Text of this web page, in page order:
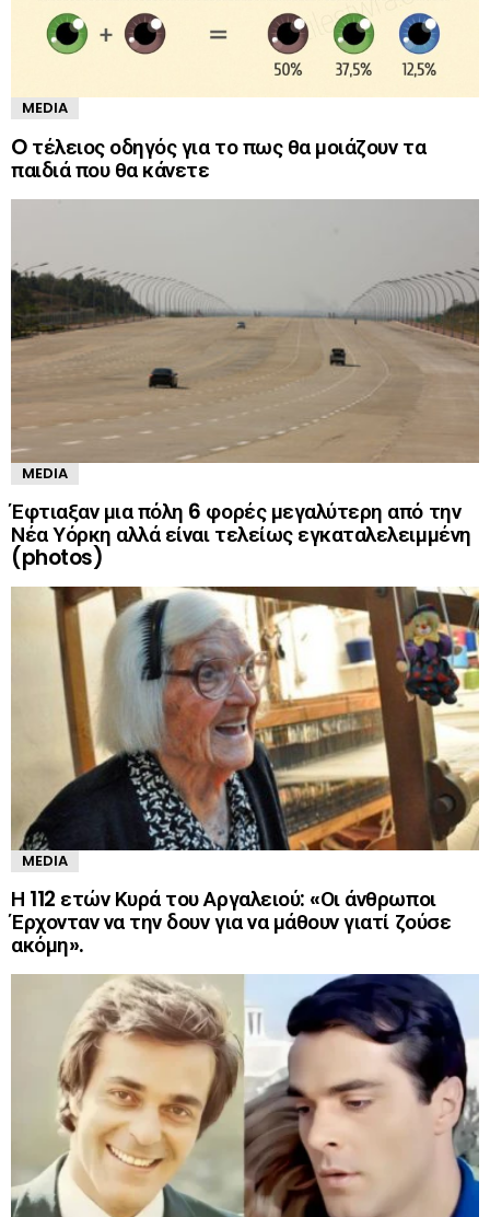
MEDIA
O τέλειος οδηγός για το πως θα μοιάζουν τα
παιδιά που θα κάνετε
MEDIA
Έφτιαξαν μια πόλη 6 φορές μεγαλύτερη από την
Νέα Υόρκη αλλά είναι τελείως εγκαταλελειμμένη
(photos)
MEDIA
Η 112 ετών Κυρά του Αργαλειού: «Οι άνθρωποι
Έρχονταν να την δουν για να μάθουν γιατί ζούσε
ακόμη».